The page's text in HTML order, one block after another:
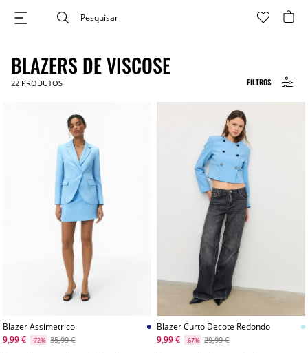
FILTROS
BLAZERS DE VISCOSE
22 PRODUTOS
Blazer Assimetrico
9,99 €
-72% 35,99 €
Blazer Curto Decote Redondo
9,99 €
-67% 29,99 €